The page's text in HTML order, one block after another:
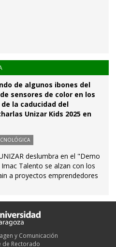
de algunos ibones del
sensores de color en los
la caducidad del
Unizar Kids 2025 en
deslumbra en el "Demo
Talento se alzan con los
a proyectos emprendedores
y Comunicación
de Rectorado